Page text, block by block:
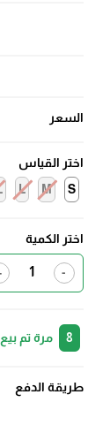
السعر
اختر القياس
S
M
L
اختر الكمية
-
مرة تم
طريقة الدفع